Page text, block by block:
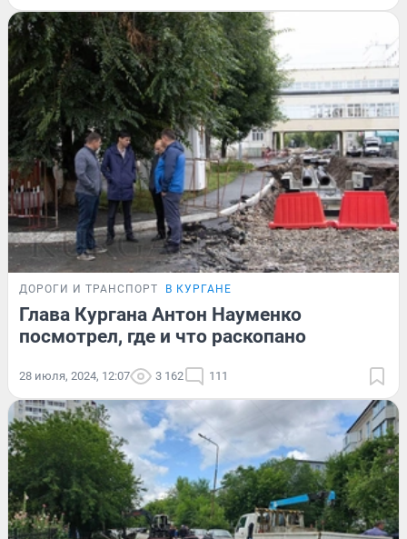
ДОРОГИ И ТРАНСПОРТ В КУРГАНЕ
Глава Кургана Антон Науменко
посмотрел, где и что раскопано
28 июля, 2024, 12:07 3 162 111